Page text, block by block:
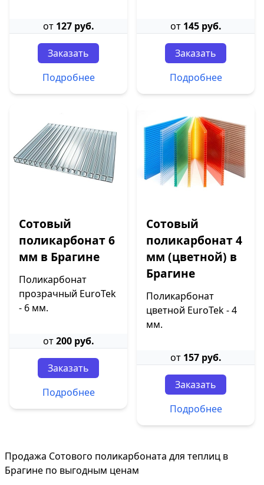
от 127 руб.
Заказать
Подробнее
от 145 руб.
Заказать
Подробнее
Сотовый
поликарбонат 6
мм в Брагине
Поликарбонат
прозрачный EuroTek
- 6 мм.
от200 руб.
Заказать
Подробнее
Сотовый
поликарбонат 4
мм (цветной) в
Брагине
Поликарбонат
цветной EuroTek - 4
мм.
от 157 руб.
Заказать
Подробнее
Продажа Сотового поликарбоната для теплиц в
Брагине по выгодным ценам